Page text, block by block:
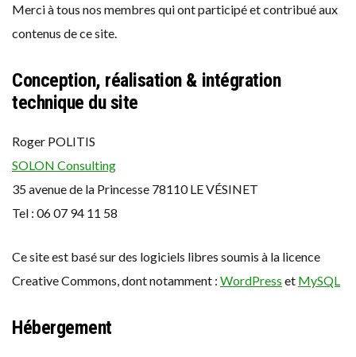
Merci à tous nos membres qui ont participé et contribué aux
contenus de ce site.
Conception, réalisation & intégration
technique du site
Roger POLITIS
SOLON Consulting
35 avenue de la Princesse 78110 LE VÉSINET
Tel : 06 07 94 11 58
Ce site est basé sur des logiciels libres soumis à la licence
Creative Commons, dont notamment : WordPress et MySQL
Hébergement